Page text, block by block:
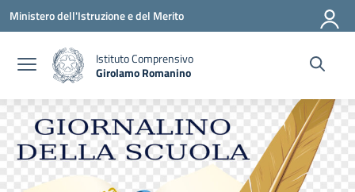
Vai ai contenuti
Vai al menu di navigazione
Vai al footer
Ministero dell'Istruzione e del Merito
Istituto Comprensivo
Girolamo Romanino